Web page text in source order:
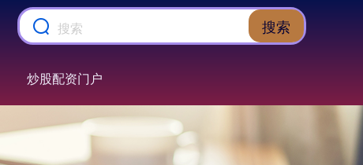
搜索
炒股配资门户